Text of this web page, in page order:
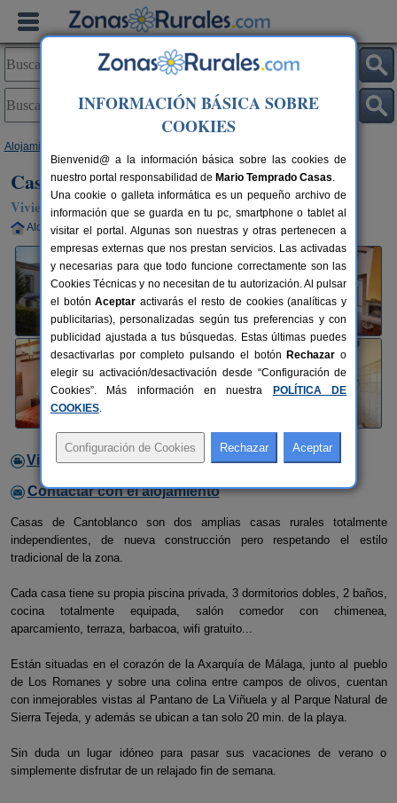
Alojamientos
Casas de Cantoblanco
Vivienda turística en Viñuela (Málaga)
Alquiler completo 6+2 plazas 50 km de Málaga
Video
Contactar con el alojamiento
Casas de Cantoblanco son dos amplias casas rurales totalmente
independientes, de nueva construcción pero respetando el estilo
tradicional de la zona.
Cada casa tiene su propia piscina privada, 3 dormitorios dobles, 2 baños,
cocina totalmente equipada, salón comedor con chimenea,
aparcamiento, terraza, barbacoa, wifi gratuito...
Están situadas en el corazón de la Axarquía de Málaga, junto al pueblo
de Los Romanes y sobre una colina entre campos de olivos, cuentan
con inmejorables vistas al Pantano de La Viñuela y al Parque Natural de
Sierra Tejeda, y además se ubican a tan solo 20 min. de la playa.
Sin duda un lugar idóneo para pasar sus vacaciones de verano o
simplemente disfrutar de un relajado fin de semana.
INFORMACIÓN BÁSICA SOBRE
COOKIES
Bienvenid@ a la información básica sobre las cookies de
nuestro portal responsabilidad de Mario Temprado Casas.
Una cookie o galleta informática es un pequeño archivo de
información que se guarda en tu pc, smartphone o tablet al
visitar el portal. Algunas son nuestras y otras pertenecen a
empresas externas que nos prestan servicios. Las activadas
y necesarias para que todo funcione correctamente son las
Cookies Técnicas y no necesitan de tu autorización. Al pulsar
el botónAceptar activarás el resto de cookies (analíticas y
publicitarias), personalizadas según tus preferencias y con
publicidad ajustada a tus búsquedas. Estas últimas puedes
desactivarlas por completo pulsando el botón Rechazar o
elegir su activación/desactivación desde “Configuración de
Cookies”. Más información en nuestra
POLÍTICA DE
COOKIES.